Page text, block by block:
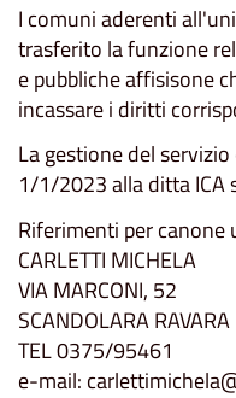
I comuni aderenti
trasferito la funzione
e pubbliche affisisone
incassare i diritti
La gestione del
1/1/2023 alla ditta ICA
Riferimenti per
CARLETTI MICHELA
VIA MARCONI, 52
SCANDOLARA RAVARA
TEL 0375/95461
e-mail: